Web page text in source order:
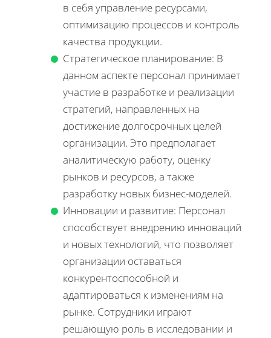
в себя управление ресурсами,
оптимизацию процессов и контроль
качества продукции.
Стратегическое планирование: В
данном аспекте персонал принимает
участие в разработке и реализации
стратегий, направленных на
достижение долгосрочных целей
организации. Это предполагает
аналитическую работу, оценку
рынков и ресурсов, а также
разработку новых бизнес-моделей.
Инновации и развитие: Персонал
способствует внедрению инноваций
и новых технологий, что позволяет
организации оставаться
конкурентоспособной и
адаптироваться к изменениям на
рынке. Сотрудники играют
решающую роль в исследовании и